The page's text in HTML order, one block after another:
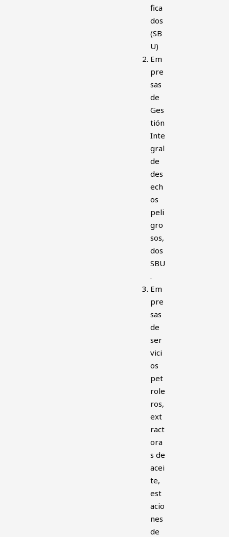
fica
dos
(SB
U)
Em
pre
sas
de
Ges
tión
Inte
gral
de
des
ech
os
peli
gro
sos,
dos
SBU
.
Em
pre
sas
de
ser
vici
os
pet
role
ros,
ext
ract
ora
s de
acei
te,
est
acio
nes
de